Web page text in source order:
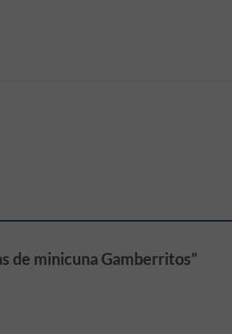
de minicuna Gamberritos”